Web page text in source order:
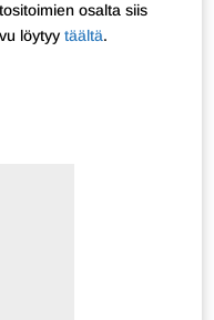
osalta siis
löytyy täältä.